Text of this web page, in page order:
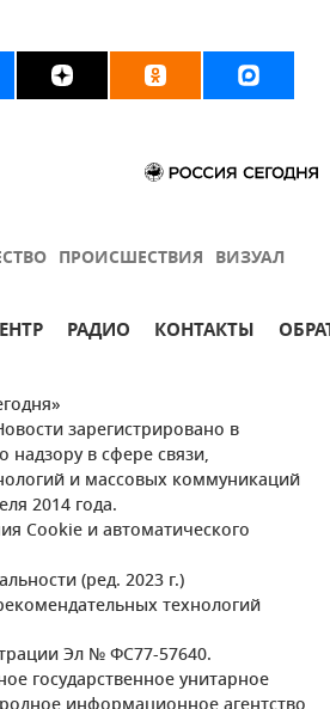
ПРОИСШЕСТВИЯ ВИЗУАЛ
РАДИО КОНТАКТЫ
зарегистрировано в
надзору в сфере связи,
и массовых коммуникаций
2014 года.
Cookie и автоматического
(ред. 2023 г.)
технологий
Эл № ФС77-57640.
государственное унитарное